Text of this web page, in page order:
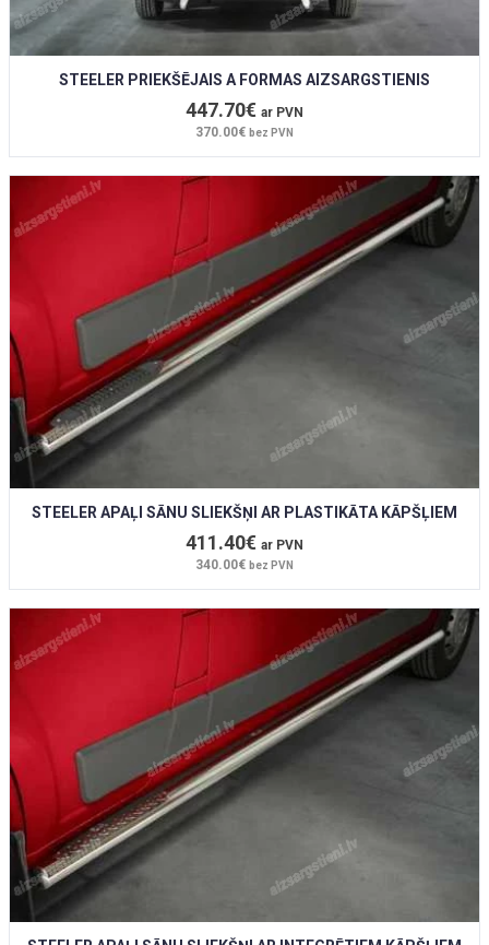
STEELER PRIEKŠĒJAIS A FORMAS AIZSARGSTIENIS
447.70€ ar PVN
370.00€ bez PVN
STEELER APAĻI SĀNU SLIEKŠŅI AR PLASTIKĀTA KĀPŠĻIEM
411.40€ ar PVN
340.00€ bez PVN